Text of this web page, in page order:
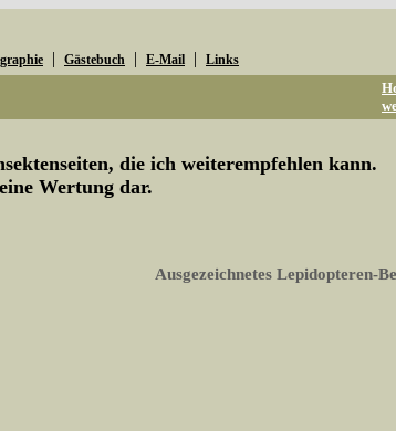
| Gästebuch | E-Mail | Links
die ich weiterempfehlen kann.
Wertung dar.
Ausgezeichnetes Lepidopteren-